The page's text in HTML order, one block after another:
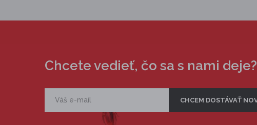
Chcete vedieť, čo sa s nami deje?